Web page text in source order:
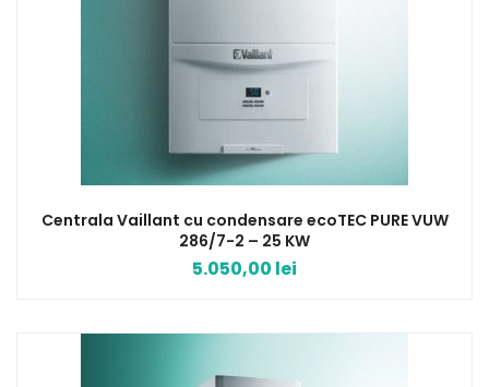
Centrala Vaillant cu condensare ecoTEC PURE VUW
286/7-2 – 25 KW
5.050,00 lei